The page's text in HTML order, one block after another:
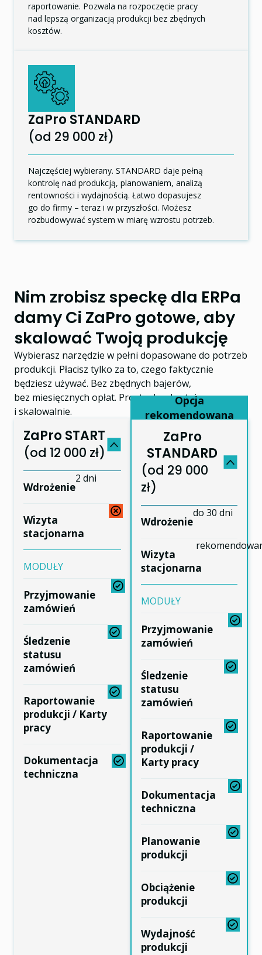
raportowanie. Pozwala na rozpoczęcie pracy
nad lepszą organizacją produkcji bez zbędnych
kosztów.
ZaPro STANDARD
(od 29 000 zł)
Najczęściej wybierany. STANDARD daje pełną
kontrolę nad produkcją, planowaniem, analizą
rentowności i wydajnością. Łatwo dopasujesz
go do firmy – teraz i w przyszłości. Możesz
rozbudowywać system w miarę wzrostu potrzeb.
ZaPro START
(od 12 000 zł)
Wdrożenie
2 dni
Wizyta
stacjonarna
MODUŁY
Przyjmowanie
zamówień
Śledzenie
statusu
zamówień
Raportowanie
produkcji / Karty
pracy
Dokumentacja
techniczna
ZaPro
STANDARD
(od 29 000
zł)
Wdrożenie
do 30 dni
Wizyta
stacjonarna
MODUŁY
Przyjmowanie
zamówień
Śledzenie
statusu
zamówień
Raportowanie
produkcji /
Karty pracy
Dokumentacja
techniczna
Planowanie
produkcji
Obciążenie
produkcji
Wydajność
produkcji
Nim zrobisz speckę dla ERPa
damy Ci ZaPro gotowe, aby
skalować Twoją produkcję
Wybierasz narzędzie w pełni dopasowane do potrzeb
produkcji. Płacisz tylko za to, czego faktycznie
będziesz używać. Bez zbędnych bajerów,
bez miesięcznych opłat. Prosto, konkretnie
i skalowalnie.